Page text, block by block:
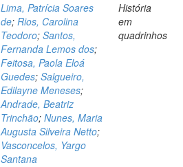
Lima, Patrícia Soares
de; Rios, Carolina
Teodoro; Santos,
Fernanda Lemos dos;
Feitosa, Paola Eloá
Guedes; Salgueiro,
Edilayne Meneses;
Andrade, Beatriz
Trinchão; Nunes, Maria
Augusta Silveira Netto;
Vasconcelos, Yargo
Santana
História
em
quadrinhos